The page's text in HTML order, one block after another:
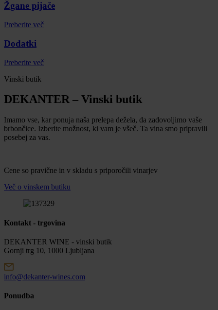
Žgane pijače
Preberite več
Dodatki
Preberite več
Vinski butik
DEKANTER – Vinski butik
Imamo vse, kar ponuja naša prelepa dežela, da zadovoljimo vaše
brbončice. Izberite možnost, ki vam je všeč. Ta vina smo pripravili
posebej za vas.
Cene so pravične in v skladu s priporočili vinarjev
Več o vinskem butiku
Kontakt - trgovina
DEKANTER WINE - vinski butik
Gornji trg 10, 1000 Ljubljana
info@dekanter-wines.com
Ponudba